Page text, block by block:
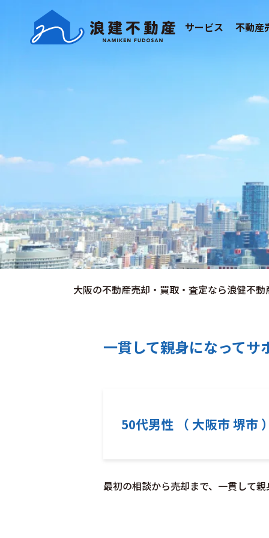
サービス 不動産
大阪の不動産売却・買取・査定なら浪健不動
一貫して親身になってサ
50代男性 （ 大阪市 堺市
最初の相談から売却まで、一貫して